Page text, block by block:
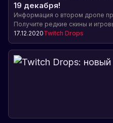
19 декабря!
Информация о втором дропе
Получите редкие скины и
благотворительного стрима
17.12.2020Twitch Drops